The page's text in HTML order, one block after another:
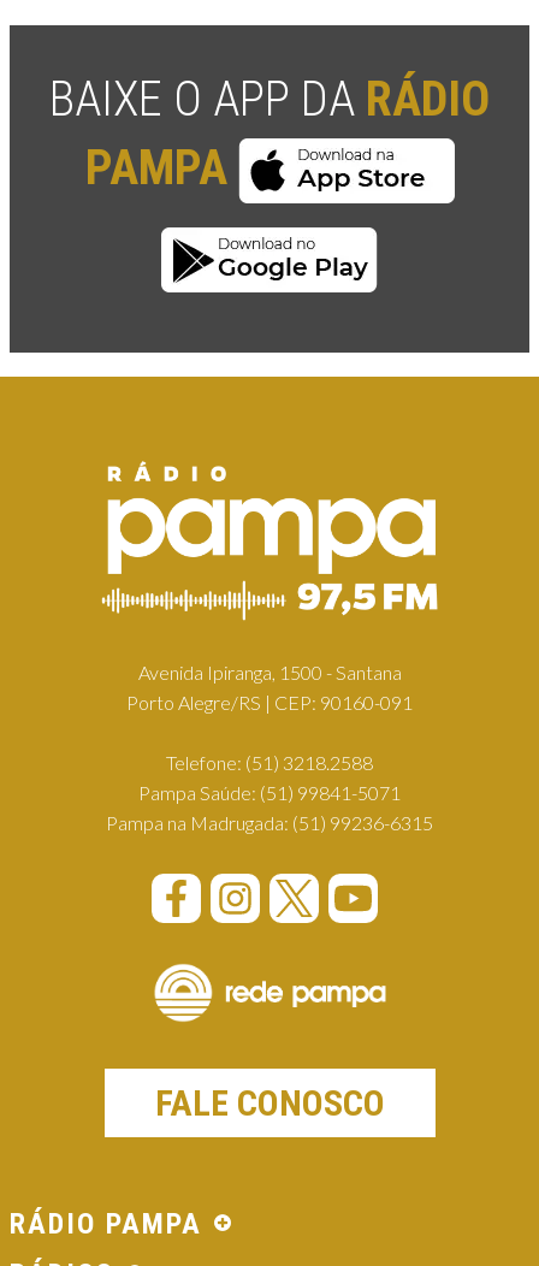
BAIXE O APP DA RÁDIO
PAMPA
Avenida Ipiranga, 1500 - Santana
Porto Alegre/RS | CEP: 90160-091
Telefone: (51) 3218.2588
Pampa Saúde: (51) 99841-5071
Pampa na Madrugada: (51) 99236-6315
FALE CONOSCO
RÁDIO PAMPA